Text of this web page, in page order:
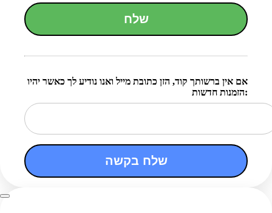
שלח
אם אין ברשותך קוד, הזן כתובת מייל ואנו נודיע לך כאשר יהיו
הזמנות חדשות:
שלח בקשה